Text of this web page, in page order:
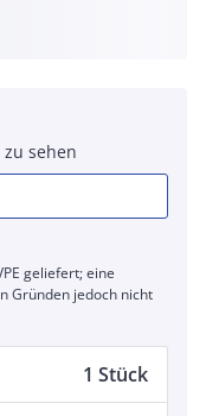
sehen
geliefert; eine
Gründen jedoch nicht
1 Stück